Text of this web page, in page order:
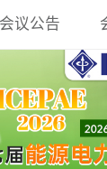
会议公告